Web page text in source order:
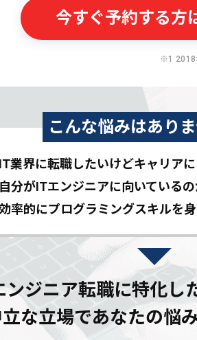
今すぐ予約する方
※1 2018
こんな悩みはあり
IT業界に転職したいけどキャリア
自分がITエンジニアに向いている
率的にプログラミングスキルを
ンジニア転職に特化し
な立場であなたの悩